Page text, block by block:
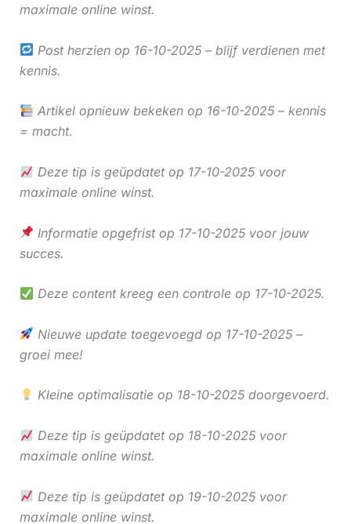
maximale online winst.
Post herzien op 16-10-2025 – blijf verdienen met
kennis.
Artikel opnieuw bekeken op 16-10-2025 – kennis
= macht.
Deze tip is geüpdatet op 17-10-2025 voor
maximale online winst.
Informatie opgefrist op 17-10-2025 voor jouw
succes.
Deze content kreeg een controle op 17-10-2025.
Nieuwe update toegevoegd op 17-10-2025 –
groei mee!
Kleine optimalisatie op 18-10-2025 doorgevoerd.
Deze tip is geüpdatet op 18-10-2025 voor
maximale online winst.
Deze tip is geüpdatet op 19-10-2025 voor
maximale online winst.